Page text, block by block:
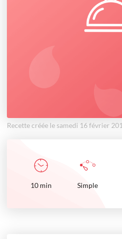
Recette créée le samedi 16 février
10 min Simple